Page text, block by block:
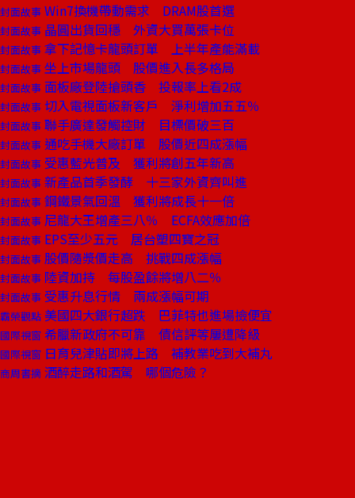
封面故事 Win7換機帶動需求 DRAM股首選
封面故事 晶圓出貨回穩 外資大買萬張卡位
封面故事 拿下記憶卡龍頭訂單 上半年產能滿載
封面故事 坐上市場龍頭 股價進入長多格局
封面故事 面板廠登陸搶頭香 投報率上看2成
封面故事 切入電視面板新客戶 淨利增加五五％
封面故事 聯手廣達發觸控財 目標價破三百
封面故事 通吃手機大廠訂單 股價近四成漲幅
封面故事 受惠藍光普及 獲利將創五年新高
封面故事 新產品首季發酵 十三家外資齊叫進
封面故事 鋼鐵景氣回溫 獲利將成長十一倍
封面故事 尼龍大王增產三八％ ECFA效應加倍
封面故事 EPS至少五元 居台塑四寶之冠
封面故事 股價隨漿價走高 挑戰四成漲幅
封面故事 陸資加持 每股盈餘將增八二％
封面故事 受惠升息行情 兩成漲幅可期
霸榮觀點 美國四大銀行超跌 巴菲特也進場撿便宜
國際視窗 希臘新政府不可靠 債信評等屢遭降級
國際視窗 日育兒津貼即將上路 補教業吃到大補丸
商周書摘 酒醉走路和酒駕 哪個危險？